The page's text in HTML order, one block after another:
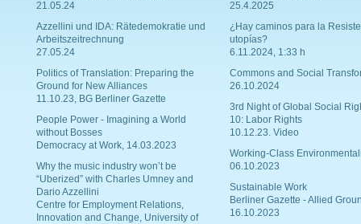
21.05.24
Azzellini und IDA: Rätedemokratie und
Arbeitszeitrechnung
27.05.24
Politics of Translation: Preparing the
Ground for New Alliances
11.10.23, BG Berliner Gazette
People Power - Imagining a World
without Bosses
Democracy at Work, 14.03.2023
Why the music industry won’t be
“Uberized” with Charles Umney and
Dario Azzellini
Centre for Employment Relations,
Innovation and Change, University of
25.4.2025
¿Hay caminos para la
utopías?
6.11.2024, 1:33 h
Commons and Social
26.10.2024
3rd Night of Global Social
10: Labor Rights
10.12.23. Video
Working-Class
06.10.2023
Sustainable Work
Berliner Gazette - Allied
16.10.2023